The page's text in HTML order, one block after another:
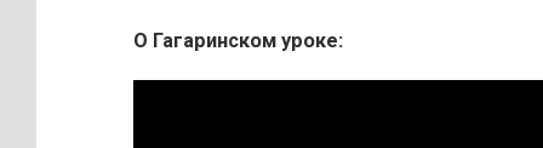
О Гагаринском уроке: